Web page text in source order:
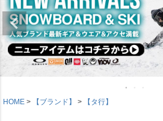
HOME 【ブランド】 【タ行】